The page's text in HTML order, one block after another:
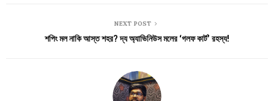
NEXT POST
শপিং মল নাকি আস্ত শহর? দ্য অ্যাভিনিউস মলের ‘গলফ কার্ট’ রহস্য!